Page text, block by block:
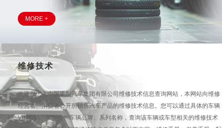
MORE +
维修技术
欢迎您进入中国重型汽车集团有限公司维修技术信息查询网站，本网站向维修
经营者、消费者公开所销售汽车产品的维修技术信息。您可以通过具体的车辆
VIN编码、车型号、车辆品牌、系列名称，查询该车辆或车型相关的维修技术